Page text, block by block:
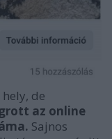
de
az online
Sajnos